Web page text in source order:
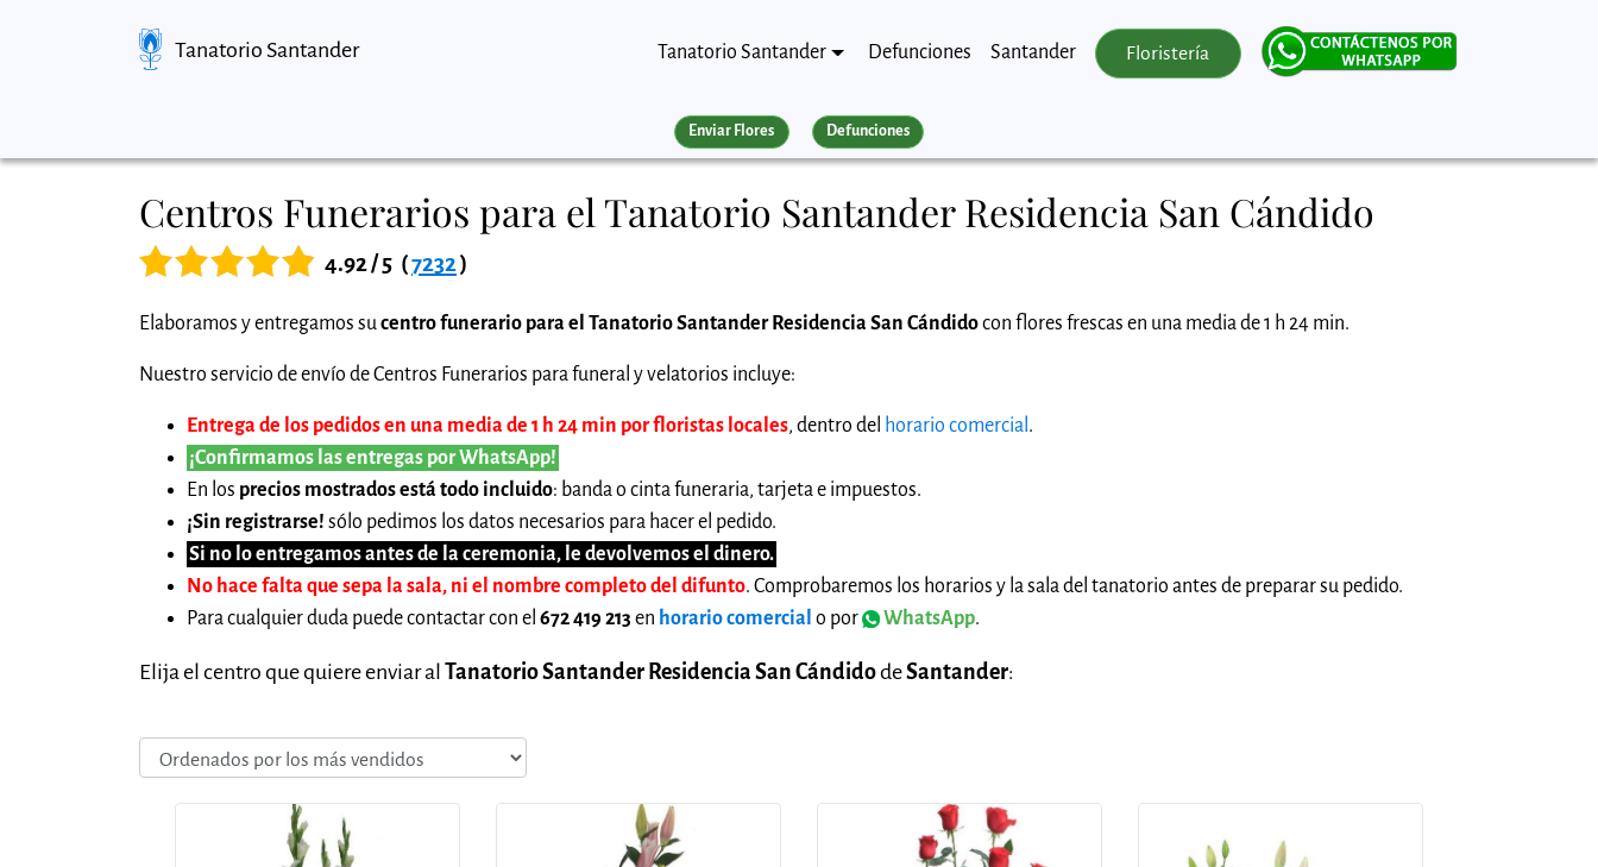
Tanatorio Santander Tanatorio Santander Defunciones Santander Floristería
Enviar Flores Defunciones
Centros Funerarios para el Tanatorio Santander Residencia San Cándido
4.92 / 5 (7232)
Elaboramos y entregamos sucentro funerario para el Tanatorio Santander Residencia San Cándidocon flores frescas en una media de 1 h 24 min.
Nuestro servicio de envío de Centros Funerarios para funeral y velatorios incluye:
Entrega de los pedidos en una media de 1 h 24 min por floristas locales, dentro del horario comercial .
¡Confirmamos las entregas por WhatsApp!
En los precios mostrados está todo incluido: banda o cinta funeraria, tarjeta e impuestos.
¡Sin registrarse! sólo pedimos los datos necesarios para hacer el pedido.
Si no lo entregamos antes de la ceremonia, le devolvemos el dinero.
No hace falta que sepa la sala, ni el nombre completo del difunto. Comprobaremos los horarios y la sala del tanatorio antes de preparar su pedido.
Para cualquier duda puede contactar con el 672 419 213 en horario comercial o por WhatsApp.
Elija el centro que quiere enviar al Tanatorio Santander Residencia San CándidodeSantander: